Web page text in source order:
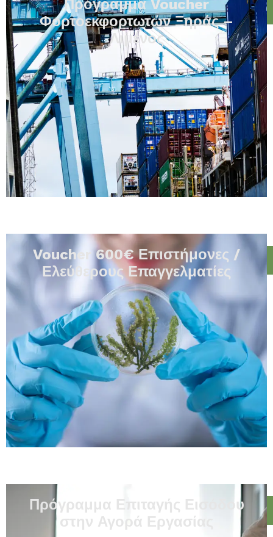
Πρόγραμμα Voucher
Φορτοεκφορτωτών Ξηράς –
Λιμένος
Voucher 600€ Επιστήμονες /
Ελεύθερους Επαγγελματίες
Πρόγραμμα Επιταγής Εισόδου
στην Αγορά Εργασίας